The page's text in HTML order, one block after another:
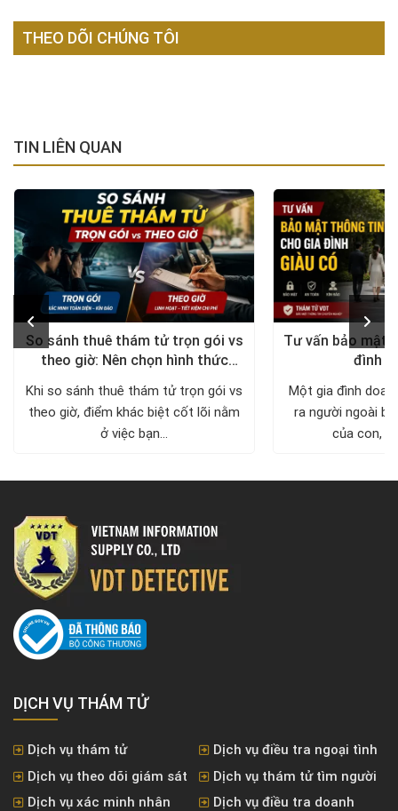
THEO DÕI CHÚNG TÔI
TIN LIÊN QUAN
So sánh thuê thám tử trọn gói vs
theo giờ: Nên chọn hình thức
Khi so sánh thuê thám tử trọn gói vs
theo giờ, điểm khác biệt cốt lõi nằm
ở việc bạn...
Tư vấn bảo mật
đình
Một gia đình
ra người ngoài
của con,
DỊCH VỤ THÁM TỬ
Dịch vụ thám tử
Dịch vụ điều tra ngoại tình
Dịch vụ theo dõi giám sát
Dịch vụ thám tử tìm người
Dịch vụ xác minh nhân
Dịch vụ điều tra doanh